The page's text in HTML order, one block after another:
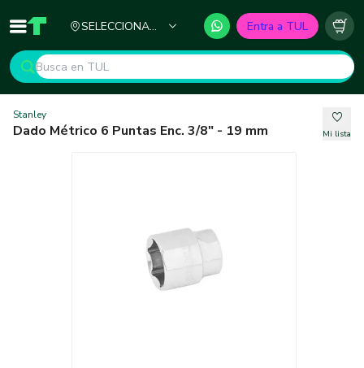
Inicio TUL - Tu Marketplace de Construcción
SELECCIONA
Entra a TUL
Stanley
Dado Métrico 6 Puntas Enc. 3/8" - 19 mm Mi lista